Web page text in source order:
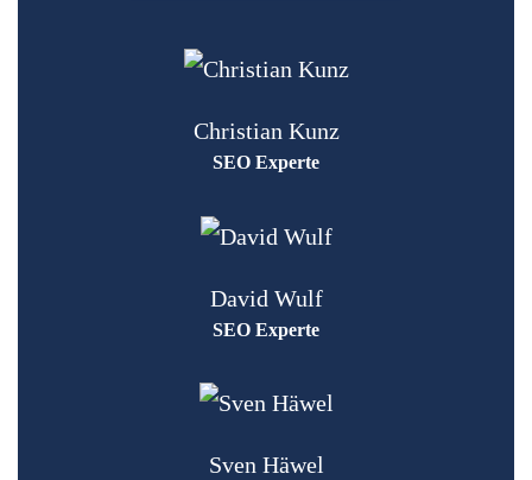
Christian Kunz
SEO Experte
David Wulf
SEO Experte
Sven Häwel